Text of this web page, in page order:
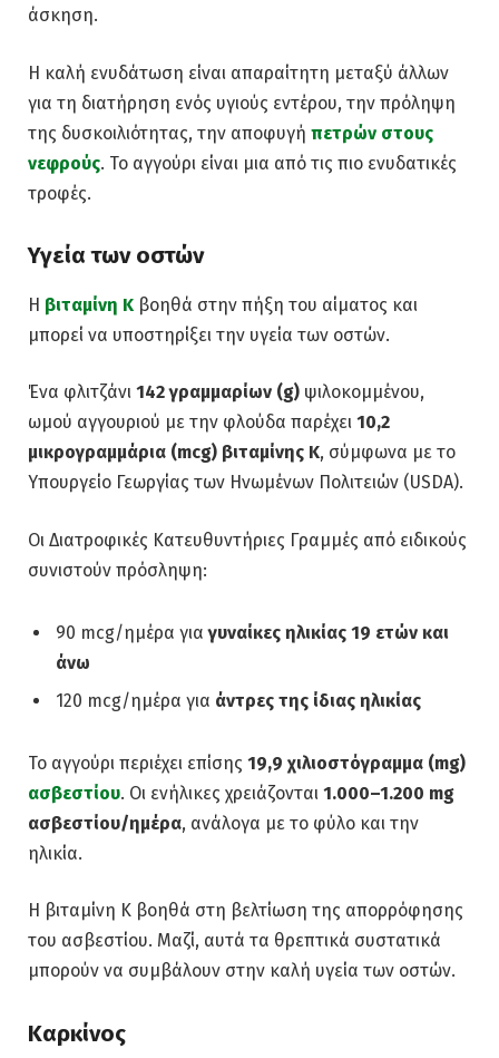
άσκηση.
Η καλή ενυδάτωση είναι απαραίτητη μεταξύ άλλων
για τη διατήρηση ενός υγιούς εντέρου, την πρόληψη
της δυσκοιλιότητας, την αποφυγή πετρών στους
νεφρούς. Το αγγούρι είναι μια από τις πιο ενυδατικές
τροφές.
Υγεία των οστών
Η βιταμίνη Κ βοηθά στην πήξη του αίματος και
μπορεί να υποστηρίξει την υγεία των οστών.
Ένα φλιτζάνι 142 γραμμαρίων (g) ψιλοκομμένου,
ωμού αγγουριού με την φλούδα παρέχει 10,2
μικρογραμμάρια (mcg) βιταμίνης Κ, σύμφωνα με το
Υπουργείο Γεωργίας των Ηνωμένων Πολιτειών (USDA).
Οι Διατροφικές Κατευθυντήριες Γραμμές από ειδικούς
συνιστούν πρόσληψη:
90 mcg/ημέρα γιαγυναίκες ηλικίας 19 ετών και
άνω
120 mcg/ημέρα για άντρες της ίδιας ηλικίας
Το αγγούρι περιέχει επίσης 19,9 χιλιοστόγραμμα (mg)
ασβεστίου. Οι ενήλικες χρειάζονται 1.000–1.200 mg
ασβεστίου/ημέρα, ανάλογα με το φύλο και την
ηλικία.
Η βιταμίνη Κ βοηθά στη βελτίωση της απορρόφησης
του ασβεστίου. Μαζί, αυτά τα θρεπτικά συστατικά
μπορούν να συμβάλουν στην καλή υγεία των οστών.
Καρκίνος